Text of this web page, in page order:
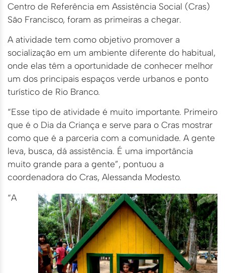
Centro de Referência em Assistência Social (Cras)
São Francisco, foram as primeiras a chegar.
A atividade tem como objetivo promover a
socialização em um ambiente diferente do habitual,
onde elas têm a oportunidade de conhecer melhor
um dos principais espaços verde urbanos e ponto
turístico de Rio Branco.
“Esse tipo de atividade é muito importante. Primeiro
que é o Dia da Criança e serve para o Cras mostrar
como que é a parceria com a comunidade. A gente
leva, busca, dá assistência. É uma importância
muito grande para a gente”, pontuou a
coordenadora do Cras, Alessanda Modesto.
“A